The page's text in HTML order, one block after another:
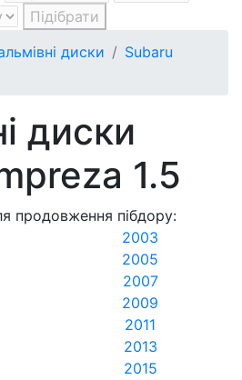
Підібрати
диски
Subaru
диски
1.5
продовження пібдору:
2003
2005
2007
2009
2011
2013
2015